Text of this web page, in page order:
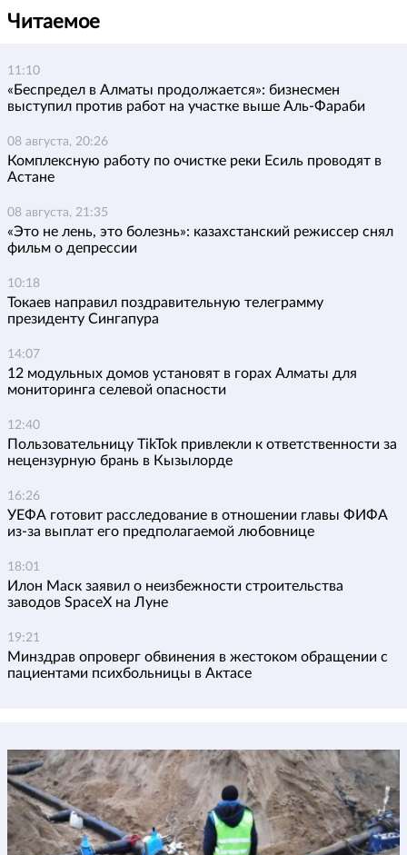
Читаемое
11:10
«Беспредел в Алматы продолжается»: бизнесмен
выступил против работ на участке выше Аль-Фараби
08 августа, 20:26
Комплексную работу по очистке реки Есиль проводят в
Астане
08 августа, 21:35
«Это не лень, это болезнь»: казахстанский режиссер снял
фильм о депрессии
10:18
Токаев направил поздравительную телеграмму
президенту Сингапура
14:07
12 модульных домов установят в горах Алматы для
мониторинга селевой опасности
12:40
Пользовательницу TikTok привлекли к ответственности за
нецензурную брань в Кызылорде
16:26
УЕФА готовит расследование в отношении главы ФИФА
из-за выплат его предполагаемой любовнице
18:01
Илон Маск заявил о неизбежности строительства
заводов SpaceX на Луне
19:21
Минздрав опроверг обвинения в жестоком обращении с
пациентами психбольницы в Актасе